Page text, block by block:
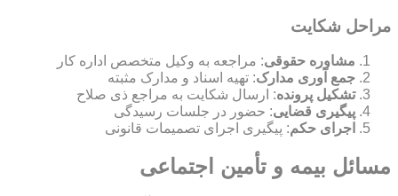
مراحل شکایت
مشاوره حقوقی: مراجعه به وکیل متخصص اداره کار
جمع آوری مدارک: تهیه اسناد و مدارک مثبته
تشکیل پرونده: ارسال شکایت به مراجع ذی صلاح
پیگیری قضایی: حضور در جلسات رسیدگی
اجرای حکم: پیگیری اجرای تصمیمات قانونی
مسائل بیمه و تأمین اجتماعی